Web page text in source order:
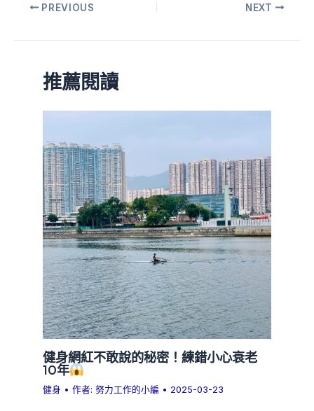
PREVIOUS NEXT
推薦閱讀
健身網紅不敢說的秘密！練錯小心衰老
10年
健身 • 作者:努力工作的小編 • 2025-03-23